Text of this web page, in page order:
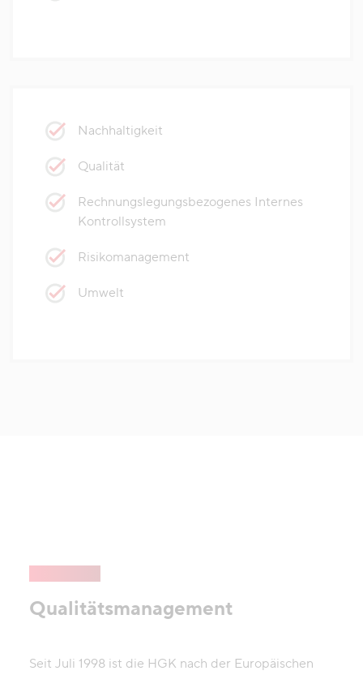
Nachhaltigkeit
Qualität
Rechnungslegungsbezogenes Internes
Kontrollsystem
Risikomanagement
Umwelt
Qualitätsmanagement
Seit Juli 1998 ist die HGK nach der Europäischen